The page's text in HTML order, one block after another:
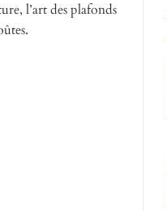
l’art des plafonds